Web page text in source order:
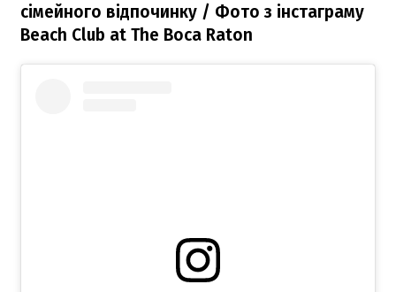
сімейного відпочинку / Фото з інстаграму
Beach Club at The Boca Raton